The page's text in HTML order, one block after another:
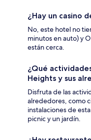
¿Hay un casino
No, este hotel no
minutos en auto) y
están cerca.
¿Qué
Heights y sus
Disfruta de las
alrededores, como
instalaciones de
picnic y un jardín.